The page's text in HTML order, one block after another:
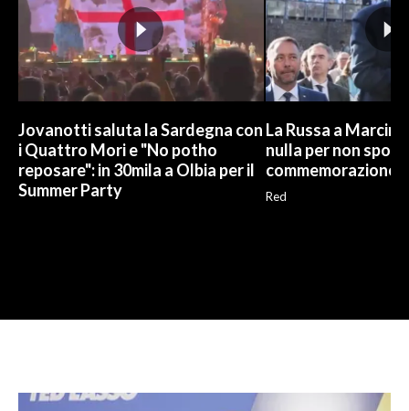
Jovanotti saluta la Sardegna con
i Quattro Mori e "No potho
reposare": in 30mila a Olbia per il
Summer Party
La Russa a
nulla per non
commemorazione
Red